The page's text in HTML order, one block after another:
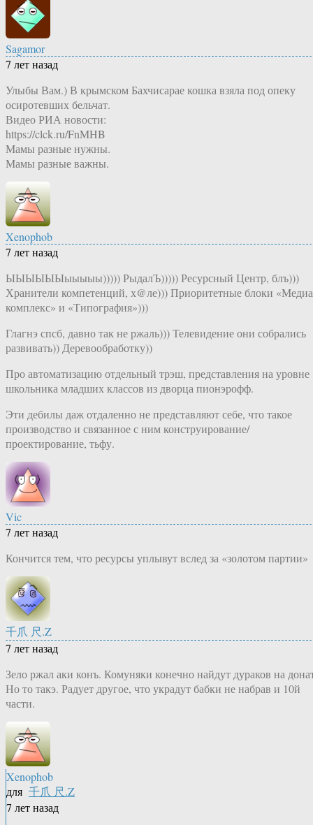
Sagamor
7 лет назад
Улыбы Вам.) В крымском Бахчисарае кошка взяла под опеку
осиротевших бельчат.
Видео РИА новости:
https://clck.ru/FnMHB
Мамы разные нужны.
Мамы разные важны.
Xenophob
7 лет назад
ЫЫЫЫЫЫыыыыы))))) РыдалЪ))))) Ресурсный Центр, блъ)))
Хранители компетенций, х@ле))) Приоритетные блоки
комплекс» и «Типография»)))
Глагнэ спсб, давно так не ржаль))) Телевидение они собрались
развивать)) Деревообработку))
Про автоматизацию отдельный трэш, представления на уровне
школьника младших классов из дворца пионэрофф.
Эти дебилы даж отдаленно не представляют себе, что такое
производство и связанное с ним конструирование/
проектирование, тьфу.
Vic
7 лет назад
Кончится тем, что ресурсы уплывут вслед за «золотом партии»
千爪 尺.Z
7 лет назад
Зело ржал аки конъ. Комуняки конечно найдут дураков на
Но то такэ. Радует другое, что украдут бабки не набрав и 10й
части.
Xenophob
для 千爪 尺.Z
7 лет назад